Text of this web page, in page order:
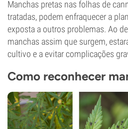
Manchas pretas nas folhas de
tratadas, podem enfraquecer a
exposta a outros problemas. Ao
manchas assim que surgem,
cultivo e a evitar complicações
Como reconhecer